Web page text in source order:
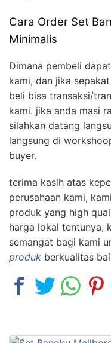
Cara Order Set
Minimalis
Dimana pembeli
kami, dan jika
beli bisa transaksi/
kami. jika anda masi
silahkan datang
langsung di
buyer.
terima kasih atas
perusahaan kami,
produk yang high
harga lokal tentunya,
semangat bagi kami
produk berkualitas